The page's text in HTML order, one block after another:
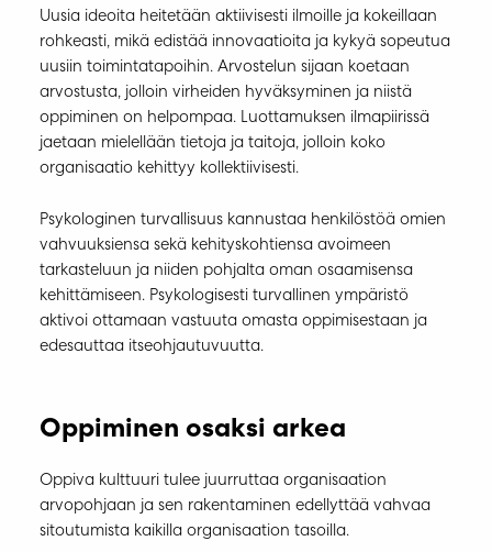
Uusia ideoita heitetään aktiivisesti ilmoille ja kokeillaan
rohkeasti, mikä edistää innovaatioita ja kykyä sopeutua
uusiin toimintatapoihin. Arvostelun sijaan koetaan
arvostusta, jolloin virheiden hyväksyminen ja niistä
oppiminen on helpompaa. Luottamuksen ilmapiirissä
jaetaan mielellään tietoja ja taitoja, jolloin koko
organisaatio kehittyy kollektiivisesti.
Psykologinen turvallisuus kannustaa henkilöstöä omien
vahvuuksiensa sekä kehityskohtiensa avoimeen
tarkasteluun ja niiden pohjalta oman osaamisensa
kehittämiseen. Psykologisesti turvallinen ympäristö
aktivoi ottamaan vastuuta omasta oppimisestaan ja
edesauttaa itseohjautuvuutta.
Oppiminen osaksi arkea
Oppiva kulttuuri tulee juurruttaa organisaation
arvopohjaan ja sen rakentaminen edellyttää vahvaa
sitoutumista kaikilla organisaation tasoilla.